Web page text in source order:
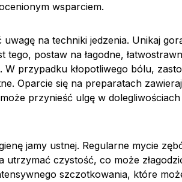
wsparciem.
na techniki jedzenia. Unikaj
postaw na łagodne,
. W przypadku kłopotliwego bólu,
Oparcie się na preparatach
przynieść ulgę w
jamy ustnej. Regularne mycie
utrzymać czystość, co może
szczotkowania, które